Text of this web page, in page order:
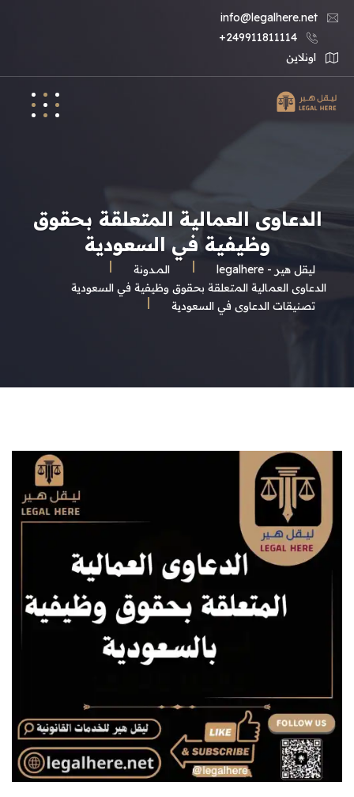
info@legalhere.net
249911811114+
اونلاين
الدعاوى العمالية المتعلقة بحقوق
وظيفية في السعودية
ليقل هير - legalhere المـدونة
تصنيقات الدعاوى في السعودية
الدعاوى العمالية المتعلقة بحقوق وظيفية في السعودية